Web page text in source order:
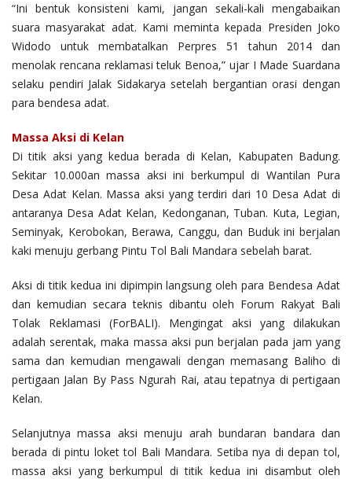
“Ini bentuk konsisteni kami, jangan sekali-kali mengabaikan
suara masyarakat adat. Kami meminta kepada Presiden Joko
Widodo untuk membatalkan Perpres 51 tahun 2014 dan
menolak rencana reklamasi teluk Benoa,” ujar I Made Suardana
selaku pendiri Jalak Sidakarya setelah bergantian orasi dengan
para bendesa adat.
Massa Aksi di Kelan
Di titik aksi yang kedua berada di Kelan, Kabupaten Badung.
Sekitar 10.000an massa aksi ini berkumpul di Wantilan Pura
Desa Adat Kelan. Massa aksi yang terdiri dari 10 Desa Adat di
antaranya Desa Adat Kelan, Kedonganan, Tuban. Kuta, Legian,
Seminyak, Kerobokan, Berawa, Canggu, dan Buduk ini berjalan
kaki menuju gerbang Pintu Tol Bali Mandara sebelah barat.
Aksi di titik kedua ini dipimpin langsung oleh para Bendesa Adat
dan kemudian secara teknis dibantu oleh Forum Rakyat Bali
Tolak Reklamasi (ForBALI). Mengingat aksi yang dilakukan
adalah serentak, maka massa aksi pun berjalan pada jam yang
sama dan kemudian mengawali dengan memasang Baliho di
pertigaan Jalan By Pass Ngurah Rai, atau tepatnya di pertigaan
Kelan.
Selanjutnya massa aksi menuju arah bundaran bandara dan
berada di pintu loket tol Bali Mandara. Setiba nya di depan tol,
massa aksi yang berkumpul di titik kedua ini disambut oleh